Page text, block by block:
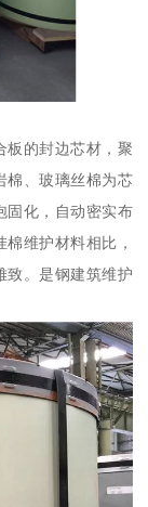
板的封边芯材，聚
棉、玻璃丝棉为芯
固化，自动密实布
维护材料相比，
致。是钢建筑维护